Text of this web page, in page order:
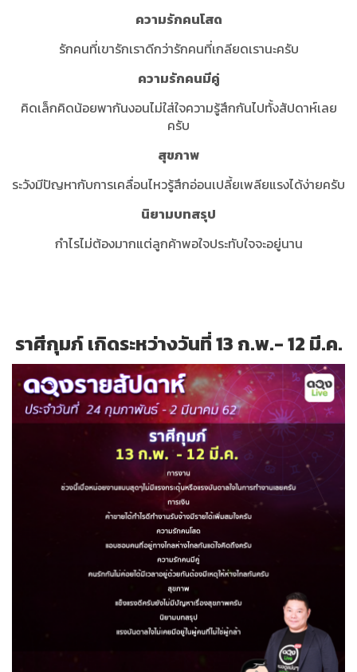
ความรักคนโสด
รักคนที่เขารักเราดีกว่ารักคนที่เกลียดเรานะครับ
ความรักคนมีคู่
คิดเล็กคิดน้อยพากันงอนไม่ใส่ใจความรู้สึกกันไปทั้งสัปดาห์เลย
ครับ
สุขภาพ
ระวังมีปัญหากับการเคลื่อนไหวรู้สึกอ่อนเปลี้ยเพลียแรงได้ง่ายครับ
นิยามบทสรุป
กำไรไม่ต้องมากแต่ลูกค้าพอใจประทับใจจะอยู่นาน
ราศีกุมภ์ เกิดระหว่างวันที่ 13 ก.พ.- 12 มี.ค.